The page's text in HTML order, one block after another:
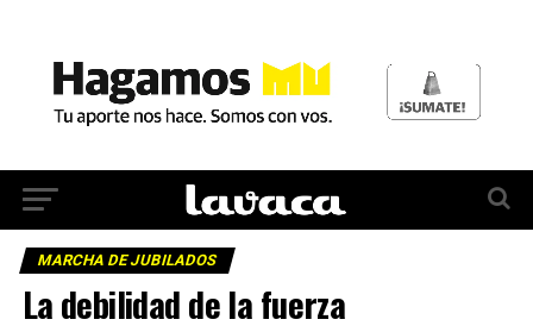
MARCHA DE JUBILADOS
La debilidad de la fuerza